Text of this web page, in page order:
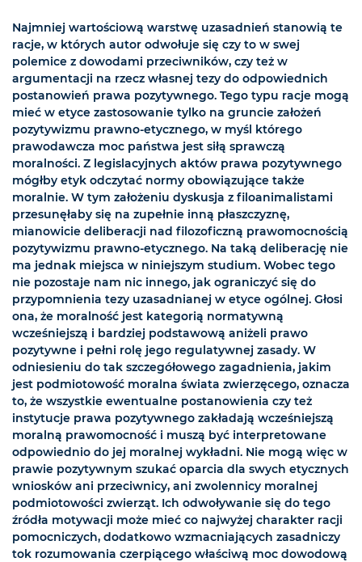
Najmniej wartościową warstwę uzasadnień stanowią te
racje, w których autor odwołuje się czy to w swej
polemice z dowodami przeciwników, czy też w
argumentacji na rzecz własnej tezy do odpowiednich
postanowień prawa pozytywnego. Tego typu racje mogą
mieć w etyce zastosowanie tylko na gruncie założeń
pozytywizmu prawno-etycznego, w myśl którego
prawodawcza moc państwa jest siłą sprawczą
moralności. Z legislacyjnych aktów prawa pozytywnego
mógłby etyk odczytać normy obowiązujące także
moralnie. W tym założeniu dyskusja z filoanimalistami
przesunęłaby się na zupełnie inną płaszczyznę,
mianowicie deliberacji nad filozoficzną prawomocnością
pozytywizmu prawno-etycznego. Na taką deliberację nie
ma jednak miejsca w niniejszym studium. Wobec tego
nie pozostaje nam nic innego, jak ograniczyć się do
przypomnienia tezy uzasadnianej w etyce ogólnej. Głosi
ona, że moralność jest kategorią normatywną
wcześniejszą i bardziej podstawową aniżeli prawo
pozytywne i pełni rolę jego regulatywnej zasady. W
odniesieniu do tak szczegółowego zagadnienia, jakim
jest podmiotowość moralna świata zwierzęcego, oznacza
to, że wszystkie ewentualne postanowienia czy też
instytucje prawa pozytywnego zakładają wcześniejszą
moralną prawomocność i muszą być interpretowane
odpowiednio do jej moralnej wykładni. Nie mogą więc w
prawie pozytywnym szukać oparcia dla swych etycznych
wniosków ani przeciwnicy, ani zwolennicy moralnej
podmiotowości zwierząt. Ich odwoływanie się do tego
źródła motywacji może mieć co najwyżej charakter racji
pomocniczych, dodatkowo wzmacniających zasadniczy
tok rozumowania czerpiącego właściwą moc dowodową